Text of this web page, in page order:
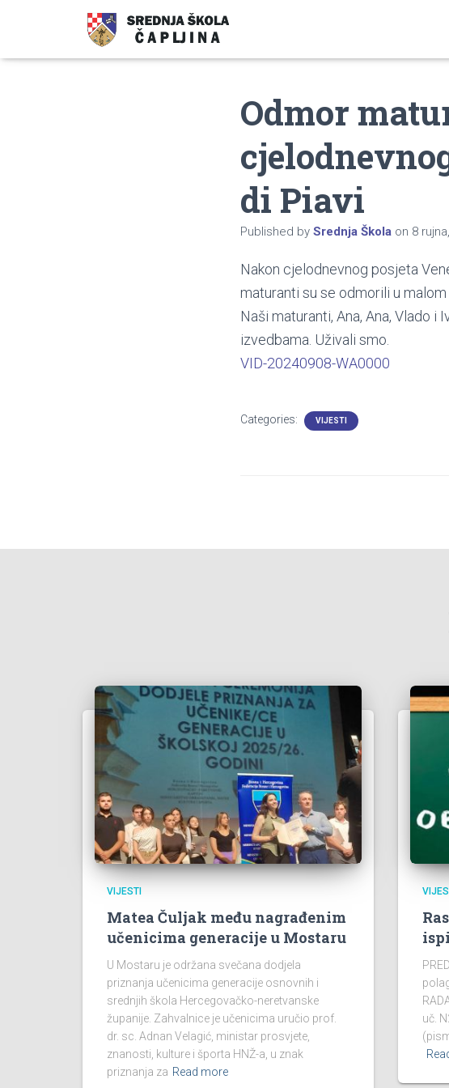
Odmor
di Piavi
Published by Srednja Škola on 8
Nakon cjelodnevnog posjeta
maturanti su se odmorili u
Naši maturanti, Ana, Ana, Vlado
izvedbama. Uživali smo.
VID-20240908-WA0000
Categories: VIJESTI
VIJESTI
Matea Čuljak među nagrađenim
učenicima generacije u Mostaru
U Mostaru je održana svečana dodjela
priznanja učenicima generacije osnovnih i
srednjih škola Hercegovačko-neretvanske
županije. Zahvalnice je učenicima uručio prof.
dr. sc. Adnan Velagić, ministar prosvjete,
znanosti, kulture i športa HNŽ-a, u znak
priznanja za Read more
uč.